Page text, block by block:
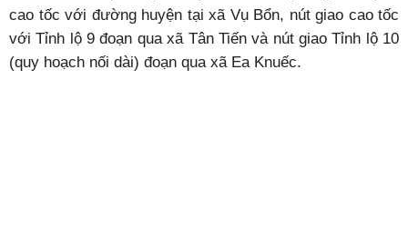
cao tốc với đường huyện tại xã Vụ Bổn, nút giao cao tốc
với Tỉnh lộ 9 đoạn qua xã Tân Tiến và nút giao Tỉnh lộ 10
(quy hoạch nối dài) đoạn qua xã Ea Knuếc.